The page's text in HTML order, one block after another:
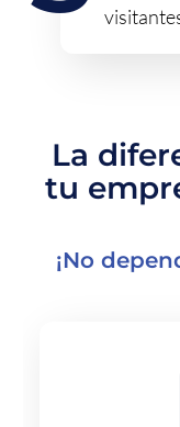
La
tu
¡No